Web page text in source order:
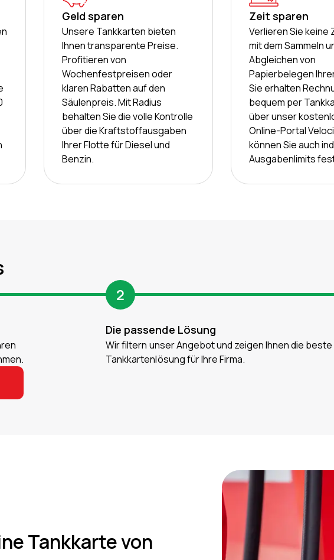
Geld sparen
Unsere Tankkarten bieten
Ihnen transparente Preise.
Profitieren von
Wochenfestpreisen oder
klaren Rabatten auf den
Säulenpreis. Mit Radius
behalten Sie die volle Kontrolle
über die Kraftstoffausgaben
Ihrer Flotte für Diesel und
Benzin.
Zeit sparen
Verlieren Sie keine
mit dem Sammeln
Abgleichen von
Papierbelegen
Sie erhalten
bequem per
über unser
Online-Portal
können Sie auch
Ausgabenlimits
2
Die passende Lösung
Wir filtern unser Angebot und zeigen Ihnen die beste
Tankkartenlösung für Ihre Firma.
Tankkarte von